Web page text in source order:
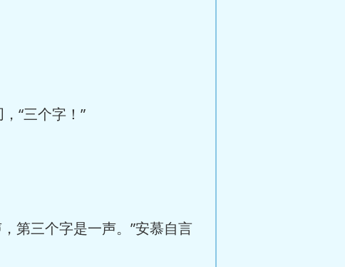
“三个字！”
三个字是一声。”安慕自言